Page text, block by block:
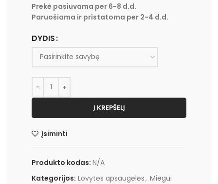
Prekė pasiuvama per 6-8 d.d.
Paruošiama ir pristatoma per 2-4 d.d.
DYDIS
Į KREPŠELĮ
Įsiminti
Produkto kodas: N/A
Kategorijos: Lovytės apsaugėlės, Miegui